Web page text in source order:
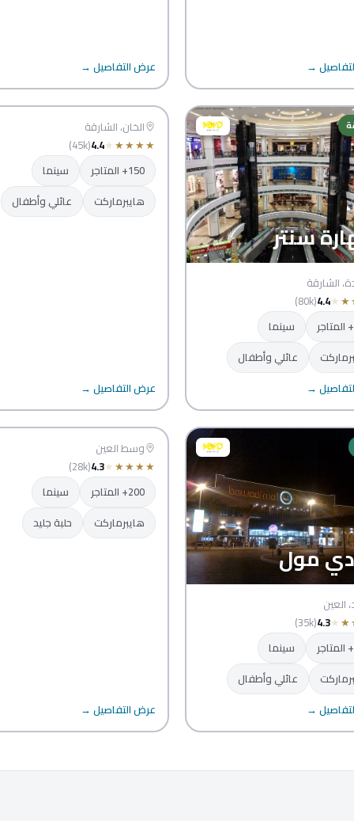
→ عرض التفاصيل →
سنتر
الشارقة
★
★
4.4
(80k)
سينما
عائلي وأطفال
→
الشارقة
سيتي سنتر
الخان، الشارقة
★
★
★
★
★
4.4
(45k)
150+ المتاجر
سينما
هايبرماركت
عائلي وأطفال
عرض التفاصيل →
مول
العين
★
★
4.3
(35k)
سينما
عائلي وأطفال
→
العين
العين مول
وسط العين
★
★
★
★
★
4.3
(28k)
200+ المتاجر
سينما
هايبرماركت
حلبة جليد
عرض التفاصيل →